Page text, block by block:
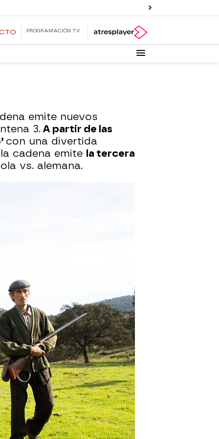
PROGRAMACIÓN TV
emite nuevos
3. A partir de las
con una divertida
cadena emite la tercera
vs. alemana.